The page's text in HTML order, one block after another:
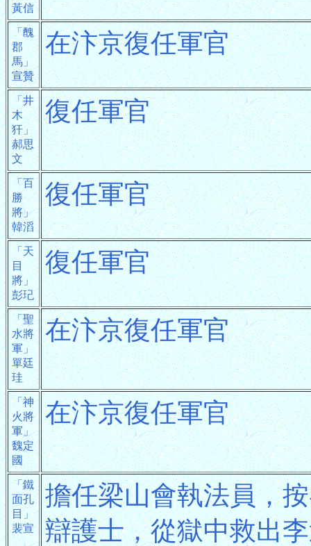
黃信
「醜
郡
馬」
宣贊
在汴京復任軍官
「井
木
犴」
郝思
文
復任軍官
「百
勝
將」
韓滔
復任軍官
「天
目
將」
彭玘
復任軍官
「聖
水將
軍」
單廷
珪
在汴京復任軍官
「神
火將
軍」
魏定
國
在汴京復任軍官
「鐵
面孔
目」
裴宣
擔任梁山會執法員，
辯護士，從獄中救出